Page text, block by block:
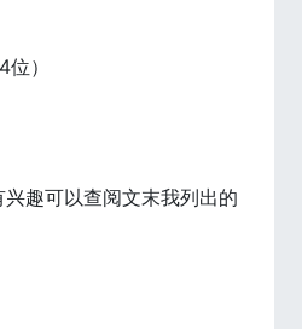
）
趣可以查阅文末我列出的